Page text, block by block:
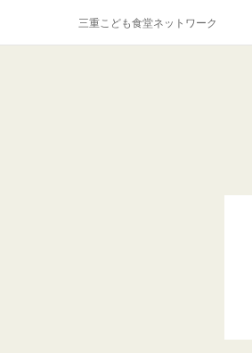
三重こども食堂ネットワーク